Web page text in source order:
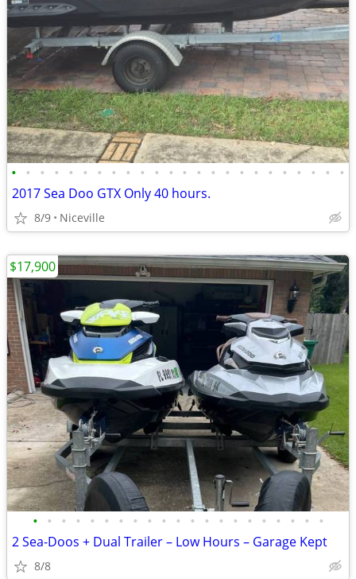
• • • • • • • • • • • • • • • • • • • • • • • •
2017 Sea Doo GTX Only 40 hours.
8/9 Niceville
• • • • • • • • • • • • • • • • • • • • •
2 Sea-Doos + Dual Trailer – Low Hours – Garage Kept
8/8
$17,900